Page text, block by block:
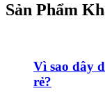
Sản Phẩm
Vì sao dây
rẻ?